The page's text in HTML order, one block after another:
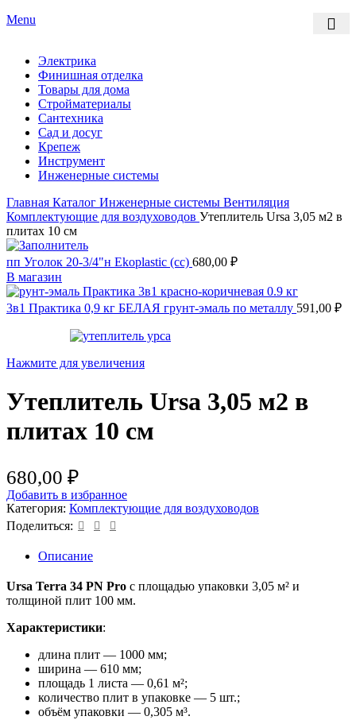
Menu
Электрика
Финишная отделка
Товары для дома
Стройматериалы
Сантехника
Сад и досуг
Крепеж
Инструмент
Инженерные системы
Главная Каталог Инженерные системы Вентиляция
Комплектующие для воздуховодов Утеплитель Ursa 3,05 м2 в
плитах 10 см
пп Уголок 20-3/4"н Ekoplastic (сс) 680,00 ₽
В магазин
3в1 Практика 0,9 кг БЕЛАЯ грунт-эмаль по металлу 591,00 ₽
Нажмите для увеличения
Утеплитель Ursa 3,05 м2 в
плитах 10 см
680,00 ₽
Добавить в избранное
Категория: Комплектующие для воздуховодов
Поделиться:
Описание
Ursa Terra 34 PN Pro с площадью упаковки 3,05 м² и
толщиной плит 100 мм.
Характеристики:
длина плит — 1000 мм;
ширина — 610 мм;
площадь 1 листа — 0,61 м²;
количество плит в упаковке — 5 шт.;
объём упаковки — 0,305 м³.